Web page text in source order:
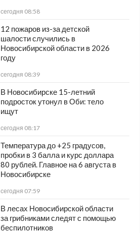
сегодня 08:58
12 пожаров из-за детской
шалости случились в
Новосибирской области в 2026
году
сегодня 08:39
В Новосибирске 15-летний
подросток утонул в Оби: тело
ищут
сегодня 08:17
Температура до +25 градусов,
пробки в 3 балла и курс доллара
80 рублей. Главное на 6 августа в
Новосибирске
сегодня 07:59
В лесах Новосибирской области
за грибниками следят с помощью
беспилотников